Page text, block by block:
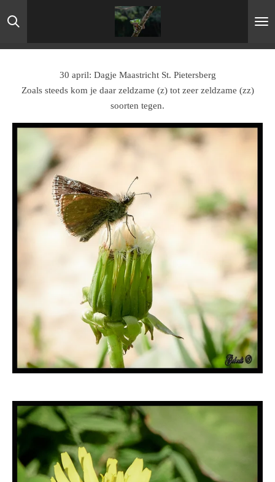
Ga
direct
hoofdinhoud30 april: Dagje Maastricht St. Pietersberg
Zoals steeds kom je daar zeldzame (z) tot zeer zeldzame (zz)
soorten tegen.